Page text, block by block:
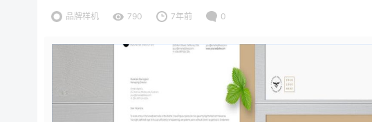
品牌样机 790 7年前 0